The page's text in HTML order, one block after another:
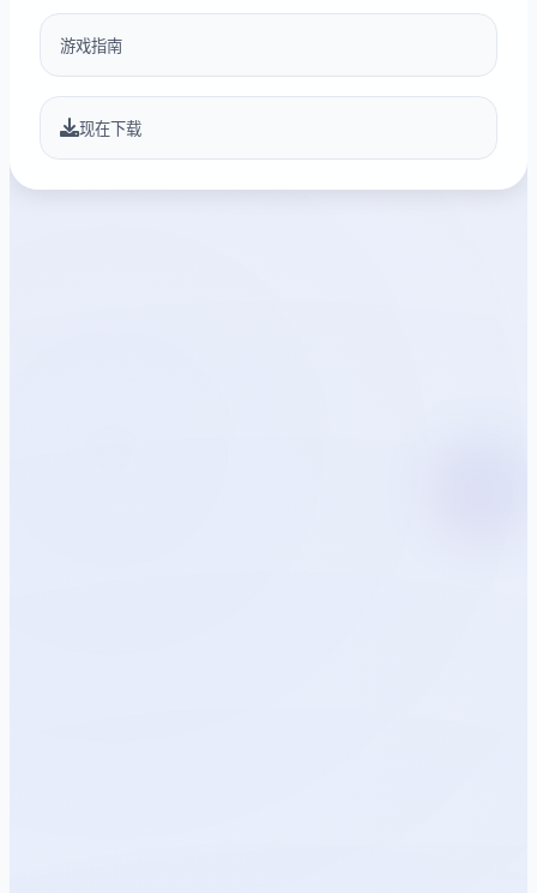
游戏指南
现在下载